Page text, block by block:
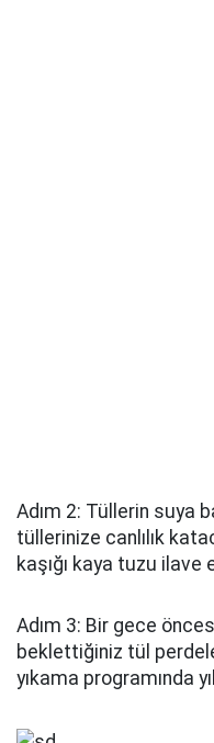
Adım 2: Tüllerin suya
tüllerinize canlılık
kaşığı kaya tuzu ilave
Adım 3: Bir gece
beklettiğiniz tül
yıkama programında